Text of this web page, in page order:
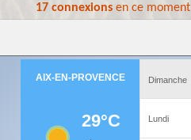
17 connexionsen ce moment